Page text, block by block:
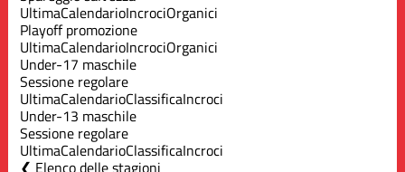
UltimaCalendarioIncrociOrganici
Playoff promozione
UltimaCalendarioIncrociOrganici
Under-17 maschile
Sessione regolare
UltimaCalendarioClassificaIncroci
Under-13 maschile
Sessione regolare
UltimaCalendarioClassificaIncroci
Elenco delle stagioni